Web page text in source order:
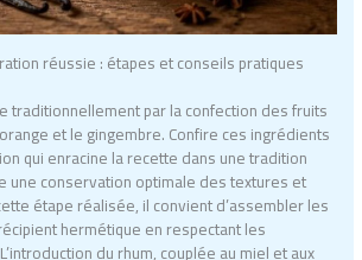
réussie : étapes et conseils pratiques
traditionnellement par la confection des fruits
et le gingembre. Confire ces ingrédients
qui enracine la recette dans une tradition
une conservation optimale des textures et
étape réalisée, il convient d’assembler les
hermétique en respectant les
du rhum, couplée au miel et aux